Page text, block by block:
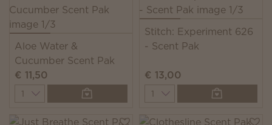
Aloe Water &
Cucumber Scent Pak
€ 11,50
Quantity
Stitch: Experiment 626
- Scent Pak
€ 13,00
Quantity